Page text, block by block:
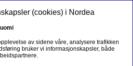
NO
Outlook
(cookies) i Nordea
av sidene våre, analysere trafikken
bruker vi informasjonskapsler, både